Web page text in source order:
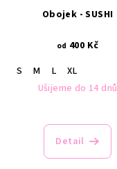
Obojek - SUSHI
od 400 Kč
S
M L
XL
Ušijeme do 14 dnů
hodnocení
produktu
Detail